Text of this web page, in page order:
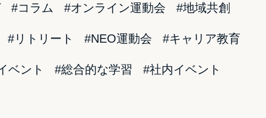
#コラム #オンライン運動会 #地域共創
#リトリート #NEO運動会 #キャリア教育
ベント #総合的な学習 #社内イベント